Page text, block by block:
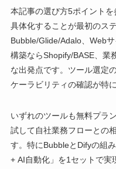
本記事の選び方5ポイント
具体化することが最初のス
Bubble/Glide/Adalo、Web
構築ならShopify/BASE、業
な出発点です。ツール選定
ケーラビリティの確認が特
いずれのツールも無料プラ
試して自社業務フローとの
す。特にBubbleとDifyの組
+ AI自動化」を1セットで実